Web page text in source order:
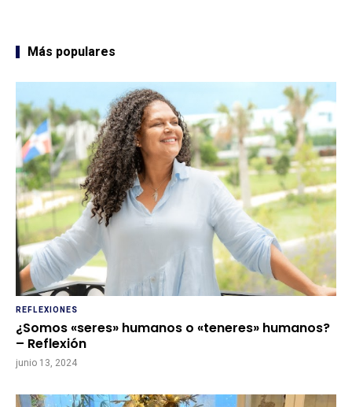
Más populares
REFLEXIONES
¿Somos «seres» humanos o «teneres» humanos?
– Reflexión
junio 13, 2024